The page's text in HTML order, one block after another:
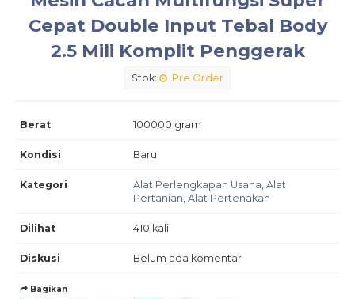
Cepat Double Input Tebal Body
2.5 Mili Komplit Penggerak
Stok: Pre Order
Berat 100000 gram
Kondisi Baru
Kategori Alat Perlengkapan Usaha, Alat
Pertanian, Alat Pertenakan
Dilihat 410 kali
Diskusi Belum ada komentar
Bagikan